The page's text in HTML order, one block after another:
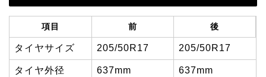
項目 前 後
タイヤサイズ 205/50R17 205/50R17
タイヤ外径 637mm 637mm